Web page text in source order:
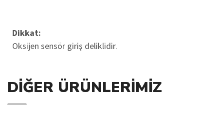
Dikkat:
Oksijen sensör giriş deliklidir.
DIĞER ÜRÜNLERIMIZ